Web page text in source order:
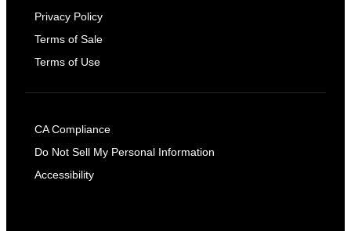
Privacy Policy
Terms of Sale
Terms of Use
CA Compliance
Do Not Sell My Personal Information
Accessibility